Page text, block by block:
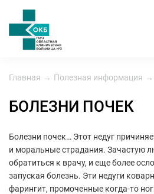
Главная → Полезная информация →
БОЛЕЗНИ ПОЧЕК
Болезни почек… Этот недуг
и моральные страдания. Зачастую
обратиться к врачу, и еще более
запуская болезнь. Эти недуги
фарингит, промоченные когда-то